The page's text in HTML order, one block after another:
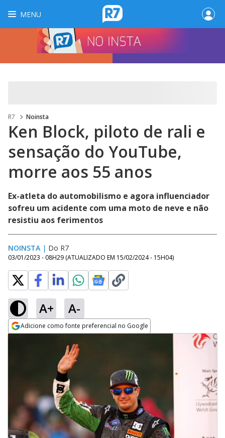
MENU
R7 Noinsta
Ken Block, piloto de rali e
sensação do YouTube,
morre aos 55 anos
Ex-atleta do automobilismo e agora influenciador
sofreu um acidente com uma moto de neve e não
resistiu aos ferimentos
NOINSTA | Do R7
03/01/2023 - 08H29 (ATUALIZADO EM 15/02/2024 - 15H04)
A+ A-
Adicione como fonte preferencial no Google